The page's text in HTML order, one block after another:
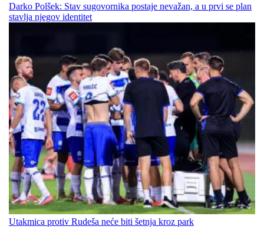
Darko Polšek: Stav sugovornika postaje nevažan, a u prvi se plan
stavlja njegov identitet
Utakmica protiv Rudeša neće biti šetnja kroz park